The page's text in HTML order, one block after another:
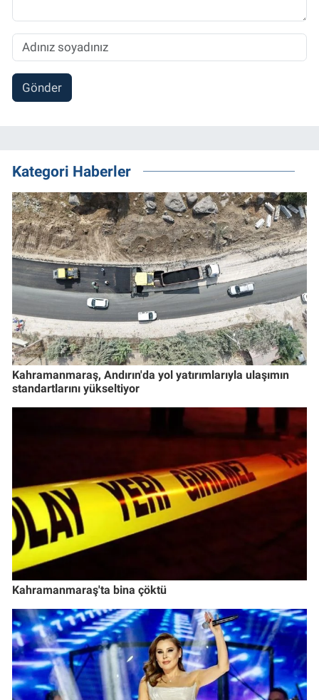
Gönder
Kategori Haberler
Kahramanmaraş, Andırın'da yol yatırımlarıyla ulaşımın
standartlarını yükseltiyor
Kahramanmaraş'ta bina çöktü